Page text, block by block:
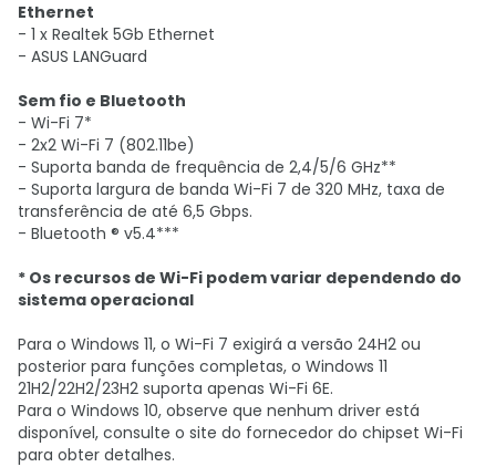
Ethernet
- 1 x Realtek 5Gb Ethernet
- ASUS LANGuard
Sem fio e Bluetooth
- Wi-Fi 7*
- 2x2 Wi-Fi 7 (802.11be)
- Suporta banda de frequência de 2,4/5/6 GHz**
- Suporta largura de banda Wi-Fi 7 de 320 MHz, taxa de
transferência de até 6,5 Gbps.
- Bluetooth ® v5.4***
* Os recursos de Wi-Fi podem variar dependendo do
sistema operacional
Para o Windows 11, o Wi-Fi 7 exigirá a versão 24H2 ou
posterior para funções completas, o Windows 11
21H2/22H2/23H2 suporta apenas Wi-Fi 6E.
Para o Windows 10, observe que nenhum driver está
disponível, consulte o site do fornecedor do chipset Wi-Fi
para obter detalhes.